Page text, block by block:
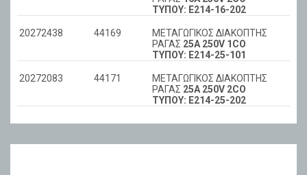
ΤΥΠΟΥ: Ε214-16-202
20272438 44169
ΜΕΤΑΓΩΓΙΚΟΣ ΔΙΑΚΟΠΤΗΣ
ΡΑΓΑΣ 25Α 250V 1CO
ΤΥΠΟΥ: Ε214-25-101
20272083 44171
ΜΕΤΑΓΩΓΙΚΟΣ ΔΙΑΚΟΠΤΗΣ
ΡΑΓΑΣ 25Α 250V 2CO
ΤΥΠΟΥ: Ε214-25-202